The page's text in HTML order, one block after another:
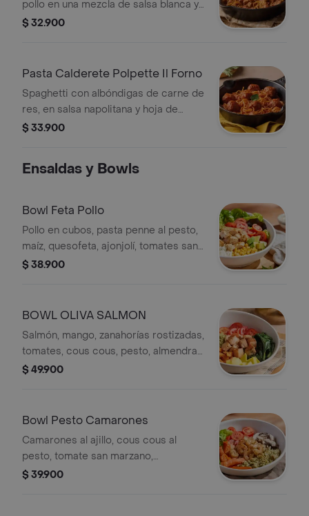
pollo en una mezcla de salsa blanca y
salsa napolitana y toques de salsa
$ 32.900
Pasta Calderete Polpette Il Forno
Spaghetti con albóndigas de carne de
res, en salsa napolitana y hoja de
albahaca
$ 33.900
Ensaldas y Bowls
Bowl Feta Pollo
Pollo en cubos, pasta penne al pesto,
maíz, quesofeta, ajonjolí, tomates san
marzano y aguacate; sobre lechuga
$ 38.900
BOWL OLIVA SALMON
Salmón, mango, zanahorías rostizadas,
tomates, cous cous, pesto, almendra,
tomate, ajonjolí, espinacas, aderezo
$ 49.900
Bowl Pesto Camarones
Camarones al ajillo, cous cous al
pesto, tomate san marzano,
champiñones parís y zanahorias
$ 39.900